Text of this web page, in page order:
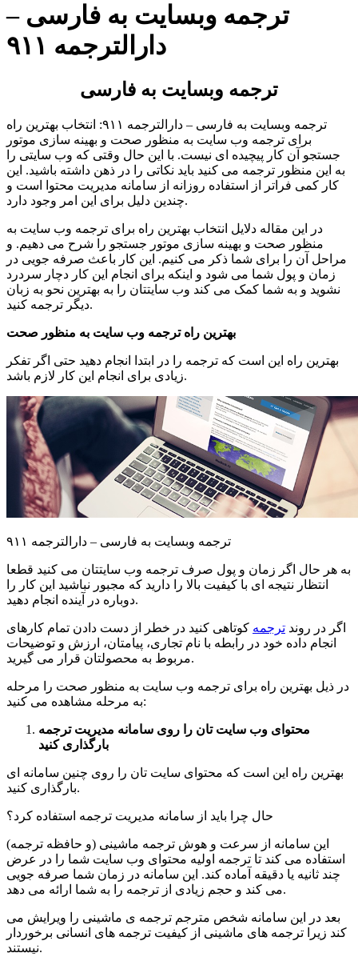
ترجمه وبسایت به فارسی –
دارالترجمه ۹۱۱
ترجمه وبسایت به فارسی
ترجمه وبسایت به فارسی – دارالترجمه ۹۱۱: انتخاب بهترین راه
برای ترجمه وب سایت به منظور صحت و بهینه سازی موتور
جستجو آن کار پیچیده ای نیست. با این حال وقتی که وب سایتی را
به این منظور ترجمه می کنید باید نکاتی را در ذهن داشته باشید. این
کار کمی فراتر از استفاده روزانه از سامانه مدیریت محتوا است و
چندین دلیل برای این امر وجود دارد.
در این مقاله دلایل انتخاب بهترین راه برای ترجمه وب سایت به
منظور صحت و بهینه سازی موتور جستجو را شرح می دهیم. و
مراحل آن را برای شما ذکر می کنیم. این کار باعث صرفه جویی در
زمان و پول شما می شود و اینکه برای انجام این کار دچار سردرد
نشوید و به شما کمک می کند وب سایتتان را به بهترین نحو به زبان
دیگر ترجمه کنید.
بهترین راه ترجمه وب سایت به منظور صحت
بهترین راه این است که ترجمه را در ابتدا انجام دهید حتی اگر تفکر
زیادی برای انجام این کار لازم باشد.
ترجمه وبسایت به فارسی – دارالترجمه ۹۱۱
به هر حال اگر زمان و پول صرف ترجمه وب سایتتان می کنید قطعا
انتظار نتیجه ای با کیفیت بالا را دارید که مجبور نباشید این کار را
دوباره در آینده انجام دهید.
اگر در روند ترجمه کوتاهی کنید در خطر از دست دادن تمام کارهای
انجام داده خود در رابطه با نام تجاری، پیامتان، ارزش و توضیحات
مربوط به محصولتان قرار می گیرید.
در ذیل بهترین راه برای ترجمه وب سایت به منظور صحت را مرحله
به مرحله مشاهده می کنید:
محتوای وب سایت تان را روی سامانه مدیریت ترجمه
بارگذاری کنید
بهترین راه این است که محتوای سایت تان را روی چنین سامانه ای
بارگذاری کنید.
حال چرا باید از سامانه مدیریت ترجمه استفاده کرد؟
این سامانه از سرعت و هوش ترجمه ماشینی (و حافظه ترجمه)
استفاده می کند تا ترجمه اولیه محتوای وب سایت شما را در عرض
چند ثانیه یا دقیقه آماده کند. این سامانه در زمان شما صرفه جویی
می کند و حجم زیادی از ترجمه را به شما ارائه می دهد.
بعد در این سامانه شخص مترجم ترجمه ی ماشینی را ویرایش می
کند زیرا ترجمه های ماشینی از کیفیت ترجمه های انسانی برخوردار
نیستند.